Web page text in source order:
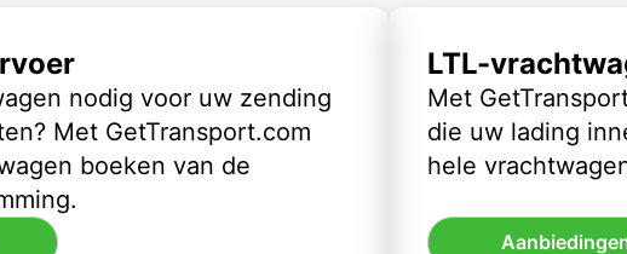
nodig voor uw zending
Met GetTransport.com
boeken van de
LTL-
Met
die uw lading
hele